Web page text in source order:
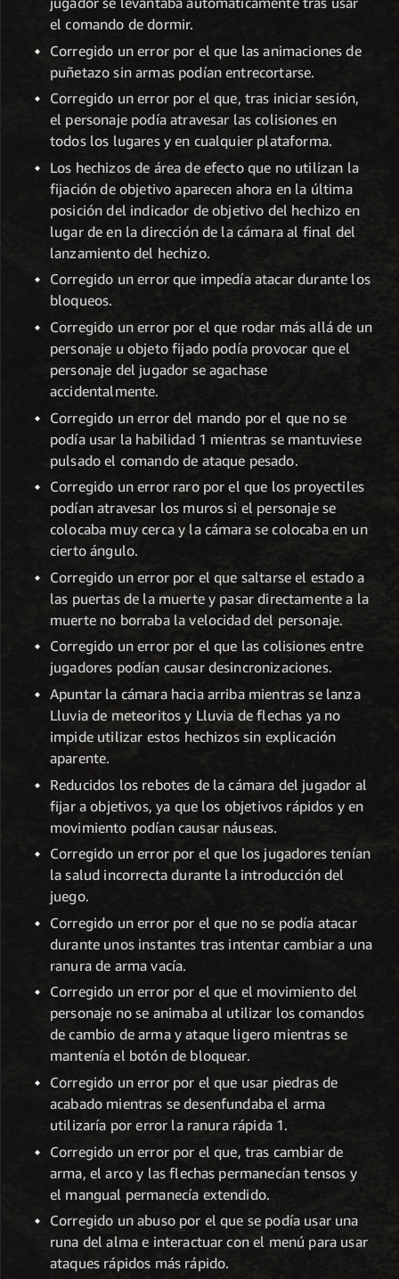
el comando de dormir.
Corregido un error por el que las animaciones de
puñetazo sin armas podían entrecortarse.
Corregido un error por el que, tras iniciar sesión,
el personaje podía atravesar las colisiones en
todos los lugares y en cualquier plataforma.
Los hechizos de área de efecto que no utilizan la
fijación de objetivo aparecen ahora en la última
posición del indicador de objetivo del hechizo en
lugar de en la dirección de la cámara al final del
lanzamiento del hechizo.
Corregido un error que impedía atacar durante los
bloqueos.
Corregido un error por el que rodar más allá de un
personaje u objeto fijado podía provocar que el
personaje del jugador se agachase
accidentalmente.
Corregido un error del mando por el que no se
podía usar la habilidad 1 mientras se mantuviese
pulsado el comando de ataque pesado.
Corregido un error raro por el que los proyectiles
podían atravesar los muros si el personaje se
colocaba muy cerca y la cámara se colocaba en un
cierto ángulo.
Corregido un error por el que saltarse el estado a
las puertas de la muerte y pasar directamente a la
muerte no borraba la velocidad del personaje.
Corregido un error por el que las colisiones entre
jugadores podían causar desincronizaciones.
Apuntar la cámara hacia arriba mientras se lanza
Lluvia de meteoritos y Lluvia de flechas ya no
impide utilizar estos hechizos sin explicación
aparente.
Reducidos los rebotes de la cámara del jugador al
fijar a objetivos, ya que los objetivos rápidos y en
movimiento podían causar náuseas.
Corregido un error por el que los jugadores tenían
la salud incorrecta durante la introducción del
juego.
Corregido un error por el que no se podía atacar
durante unos instantes tras intentar cambiar a una
ranura de arma vacía.
Corregido un error por el que el movimiento del
personaje no se animaba al utilizar los comandos
de cambio de arma y ataque ligero mientras se
mantenía el botón de bloquear.
Corregido un error por el que usar piedras de
acabado mientras se desenfundaba el arma
utilizaría por error la ranura rápida 1.
Corregido un error por el que, tras cambiar de
arma, el arco y las flechas permanecían tensos y
el mangual permanecía extendido.
Corregido un abuso por el que se podía usar una
runa del alma e interactuar con el menú para usar
ataques rápidos más rápido.